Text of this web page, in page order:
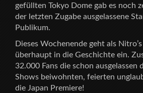
gefüllten Tokyo Dome gab es noch
der letzten Zugabe ausgelassene
Publikum.
Dieses Wochenende geht als
überhaupt in die Geschichte ein.
32.000 Fans die schon ausgelassen
Shows beiwohnten, feierten
die Japan Premiere!